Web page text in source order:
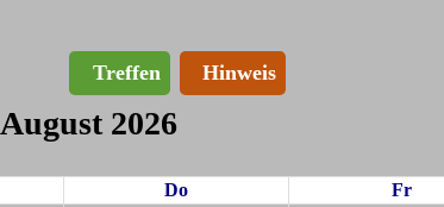
Treffen Hinweis
August 2026
Do
Fr